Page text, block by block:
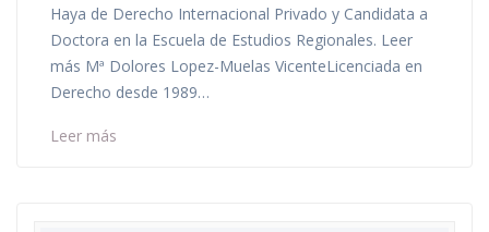
Haya de Derecho Internacional Privado y Candidata a
Doctora en la Escuela de Estudios Regionales. Leer
más Mª Dolores Lopez-Muelas VicenteLicenciada en
Derecho desde 1989…
Leer más